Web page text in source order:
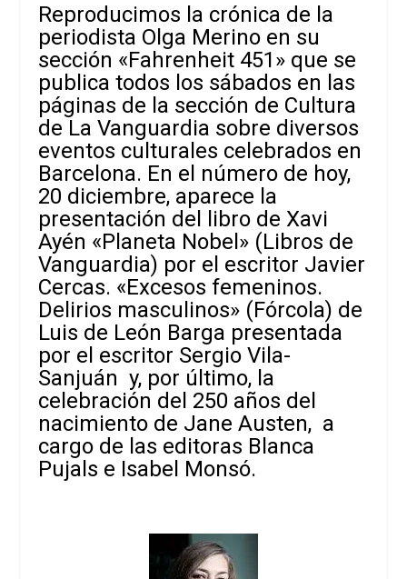
Reproducimos la crónica de la
periodista Olga Merino en su
sección «Fahrenheit 451» que se
publica todos los sábados en las
páginas de la sección de Cultura
de La Vanguardia sobre diversos
eventos culturales celebrados en
Barcelona. En el número de hoy,
20 diciembre, aparece la
presentación del libro de Xavi
Ayén «Planeta Nobel» (Libros de
Vanguardia) por el escritor Javier
Cercas. «Excesos femeninos.
Delirios masculinos» (Fórcola) de
Luis de León Barga presentada
por el escritor Sergio Vila-
Sanjuán y, por último, la
celebración del 250 años del
nacimiento de Jane Austen, a
cargo de las editoras Blanca
Pujals e Isabel Monsó.